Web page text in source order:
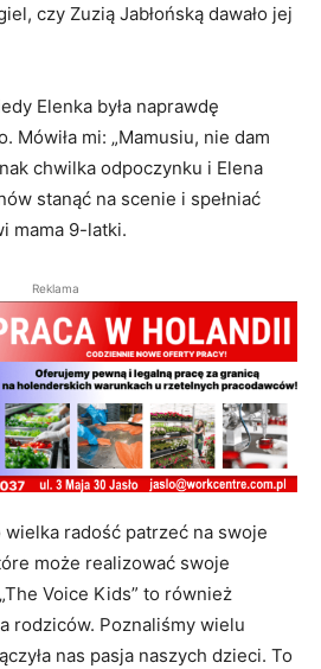
czy Zuzią Jabłońską dawało jej
Elenka była naprawdę
Mówiła mi: „Mamusiu, nie dam
chwilka odpoczynku i Elena
stanąć na scenie i spełniać
mama 9-latki.
Reklama
radość patrzeć na swoje
może realizować swoje
Voice Kids” to również
rodziców. Poznaliśmy wielu
nas pasja naszych dzieci. To